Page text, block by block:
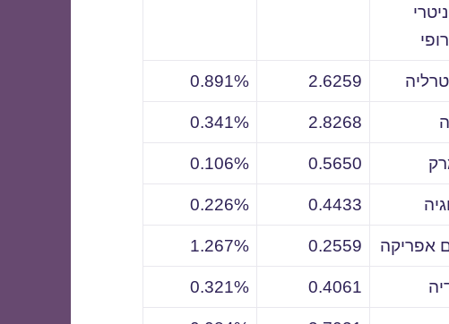
2.6259
0.891%
2.8268
0.341%
0.5650
0.106%
0.4433
0.226%
אפריקה 0.2559
1.267%
0.4061
0.321%